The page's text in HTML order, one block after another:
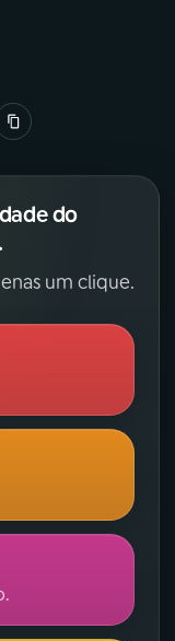
do
um clique.